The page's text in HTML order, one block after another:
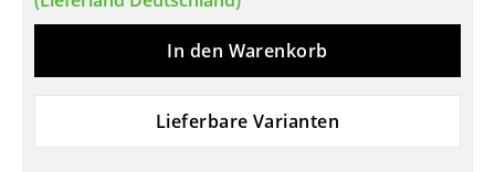
Konferenztische
Stehtische & Stehpulte
Kindertische
Gartentische
In den Warenkorb
Lieferbare Varianten